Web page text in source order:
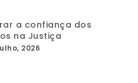
a confiança dos
na Justiça
2026